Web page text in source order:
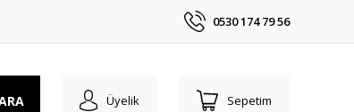
0530 174 79 56
Üyelik Sepetim